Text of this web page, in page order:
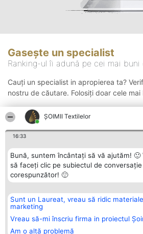
ȘOIMII Textilelor
16:33
Bună, suntem încântați să vă ajutăm! 🙂
să faceți clic pe subiectul de conversație
corespunzător! 🙂
Sunt un Laureat, vreau să ridic
marketing
Vreau să-mi înscriu firma in proiectul
Am o altă problemă
Gasește un specialist
Ranking-ul îi adună pe cei mai
Cauți un specialist in apropierea ta?
nostru de căutare. Folosiți doar cele mai
Organizator Ranking
BRIGHT SOLUTIONS BR SRL
Aleea Timisul De Sus 2 Bl. A30
Sc. A Et. 4 Ap. 13 Cod 061952
București
Plebiscyt
Lista Tuturor
Laureaților